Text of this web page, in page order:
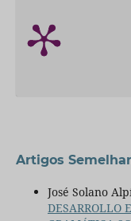
Artigos
José Solano
DESARROLLO